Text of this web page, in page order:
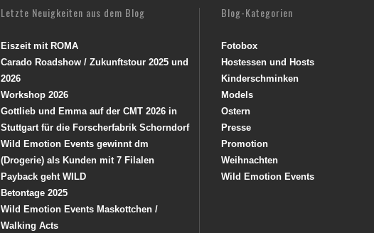
Letzte Neuigkeiten aus dem Blog
Eiszeit mit ROMA
Carado Roadshow / Zukunftstour 2025 und
2026
Workshop 2026
Gottlieb und Emma auf der CMT 2026 in
Stuttgart für die Forscherfabrik Schorndorf
Wild Emotion Events gewinnt dm
(Drogerie) als Kunden mit 7 Filalen
Payback geht WILD
Betontage 2025
Wild Emotion Events Maskottchen /
Walking Acts
Blog-Kategorien
Fotobox
Hostessen und Hosts
Kinderschminken
Models
Ostern
Presse
Promotion
Weihnachten
Wild Emotion Events